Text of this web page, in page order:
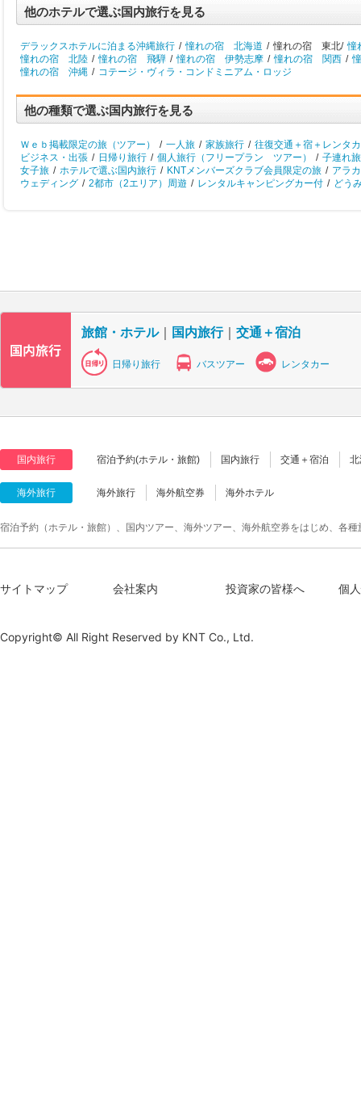
他のホテルで選ぶ国内旅行を見る
デラックスホテルに泊まる沖縄旅行 / 憧れの宿 北海道 / 憧れの宿 東北/ 憧
憧れの宿 北陸 / 憧れの宿 飛騨 / 憧れの宿 伊勢志摩 / 憧れの宿 関西 /
憧れの宿 沖縄 / コテージ・ヴィラ・コンドミニアム・ロッジ
他の種類で選ぶ国内旅行を見る
Ｗｅｂ掲載限定の旅（ツアー） / 一人旅 / 家族旅行 / 往復交通＋宿＋レンタ
ビジネス・出張 / 日帰り旅行 / 個人旅行（フリープラン ツアー） / 子連れ
女子旅 / ホテルで選ぶ国内旅行 / KNTメンバーズクラブ会員限定の旅 / アラ
ウェディング / 2都市（2エリア）周遊 / レンタルキャンピングカー付 / どう
旅館・ホテル｜ 国内旅行｜ 交通＋宿泊
日帰り旅行 バスツアー レンタカー
国内旅行 宿泊予約(ホテル・旅館) 国内旅行 交通＋宿泊
海外旅行 海外旅行 海外航空券 海外ホテル
宿泊予約（ホテル・旅館）、国内ツアー、海外ツアー、海外航空券をはじめ、各
サイトマップ 会社案内 投資家の皆様へ 個
Copyright© All Right Reserved by KNT Co., Ltd.